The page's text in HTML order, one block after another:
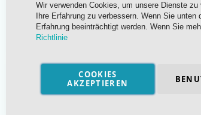
Wir verwenden Cookies, um unsere Dienste
Ihre Erfahrung zu verbessern. Wenn Sie
Erfahrung beeinträchtigt werden. Wenn Sie
Richtlinie
COOKIES
AKZEPTIEREN
Verfügung.